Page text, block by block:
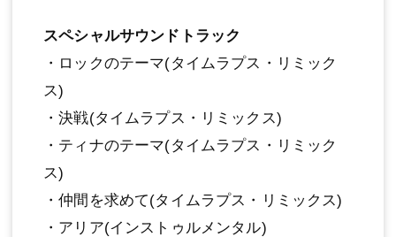
スペシャルサウンドトラック
・ロックのテーマ(タイムラプス・リミック
ス)
・決戦(タイムラプス・リミックス)
・ティナのテーマ(タイムラプス・リミック
ス)
・仲間を求めて(タイムラプス・リミックス)
・アリア(インストゥルメンタル)